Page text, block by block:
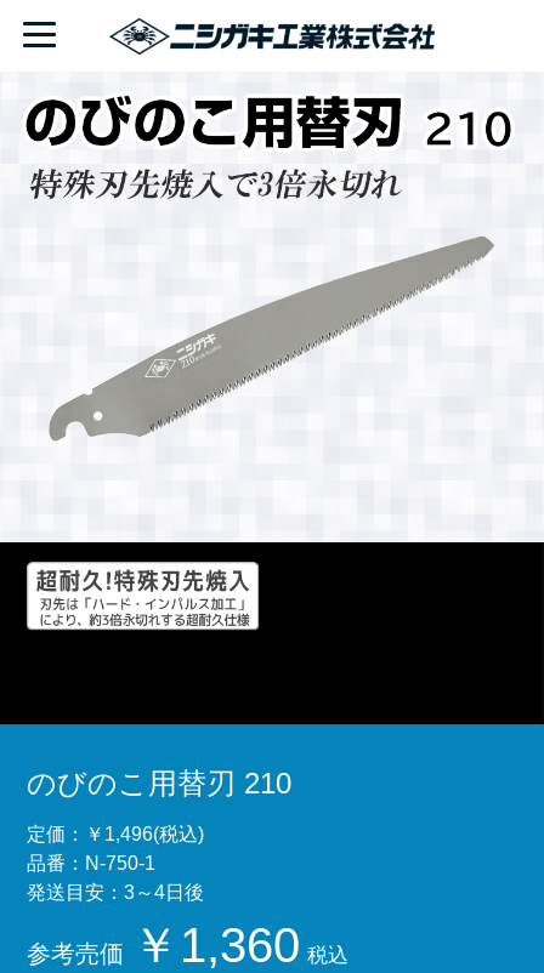
のびのこ用替刃 210
定価：￥1,496(税込)
品番：N-750-1
発送目安：3～4日後
参考売価 ￥1,360 税込